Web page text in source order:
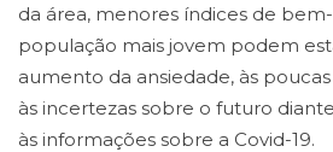
da área, menores índices de
população mais jovem podem
aumento da ansiedade, às
às incertezas sobre o futuro
às informações sobre a Covid-19.